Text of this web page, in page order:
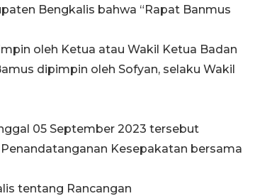
Bengkalis bahwa “Rapat Banmus
oleh Ketua atau Wakil Ketua Badan
dipimpin oleh Sofyan, selaku Wakil
05 September 2023 tersebut
Kesepakatan bersama
tentang Rancangan
20 September 2025 12:14 WIB